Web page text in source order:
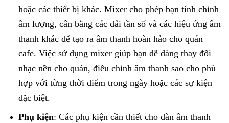
hoặc các thiết bị khác. Mixer cho phép bạn tinh chỉnh
âm lượng, cân bằng các dải tần số và các hiệu ứng âm
thanh khác để tạo ra âm thanh hoàn hảo cho quán
cafe. Việc sử dụng mixer giúp bạn dễ dàng thay đổi
nhạc nền cho quán, điều chỉnh âm thanh sao cho phù
hợp với từng thời điểm trong ngày hoặc các sự kiện
đặc biệt.
Phụ kiện: Các phụ kiện cần thiết cho dàn âm thanh